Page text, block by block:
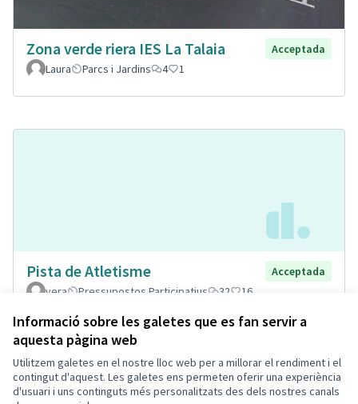
Informació sobre les galetes que es fan servir a
aquesta pàgina web
Utilitzem galetes en el nostre lloc web per a millorar el rendiment i el
contingut d'aquest. Les galetes ens permeten oferir una experiència
d'usuari i uns continguts més personalitzats des dels nostres canals
Zona verde riera IES La Talaia
Acceptada
Laura
Parcs i Jardins 4 1
Pista de Atletisme
Acceptada
vera
Pressupostos Participatius 32 16
Termes i condicions d'ús
Configuració de les galetes
Decidim Calafell a X
Decidim Calafell a Facebook
Decidim Calafell a YouTube
Decidim Calafell a GitHub